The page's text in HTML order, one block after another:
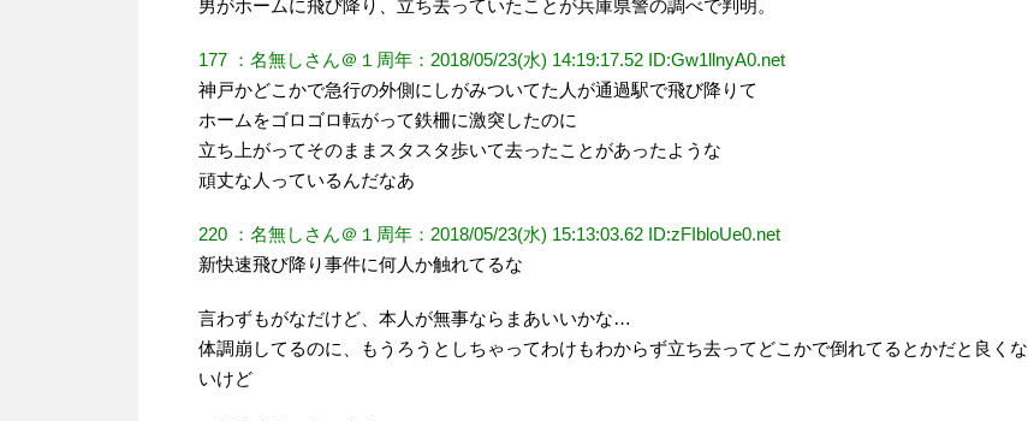
男がホームに飛び降り、立ち去っていたことが兵庫県警の調べで判明。
177 ：名無しさん＠１周年：2018/05/23(水) 14:19:17.52 ID:Gw1llnyA0.net
神戸かどこかで急行の外側にしがみついてた人が通過駅で飛び降りて
ホームをゴロゴロ転がって鉄柵に激突したのに
立ち上がってそのままスタスタ歩いて去ったことがあったような
頑丈な人っているんだなあ
220 ：名無しさん＠１周年：2018/05/23(水) 15:13:03.62 ID:zFIbloUe0.net
新快速飛び降り事件に何人か触れてるな
言わずもがなだけど、本人が無事ならまあいいかな…
体調崩してるのに、もうろうとしちゃってわけもわからず立ち去ってどこかで倒れてるとかだと良くな
いけど